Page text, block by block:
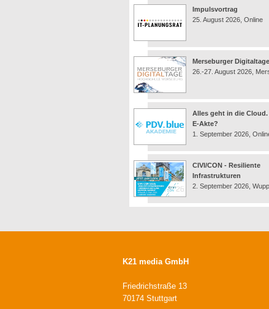
Impulsvortrag
25. August 2026, Online
Merseburger Digitaltage
26.-27. August 2026,
Alles geht in die
E-Akte?
1. September 2026,
CIVI/CON - Resiliente
Infrastrukturen
2. September 2026,
K21 media GmbH
Friedrichstraße 13
70174 Stuttgart